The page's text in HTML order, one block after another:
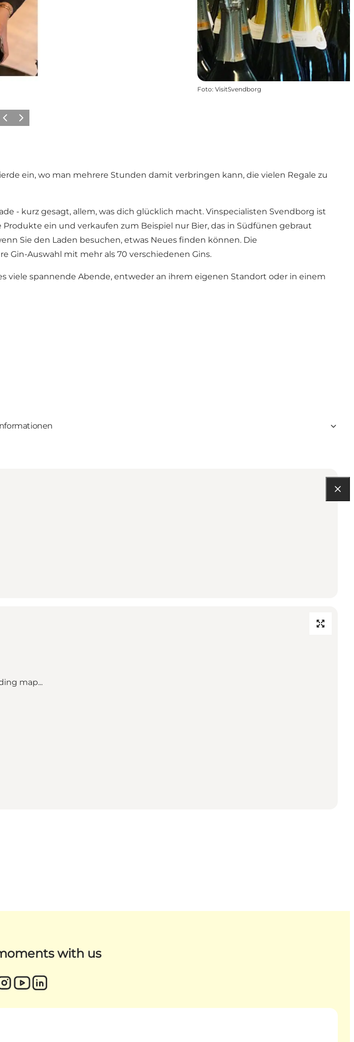
Foto: VisitSvendborg
ZurückWeiter
ein, wo man mehrere Stunden damit verbringen kann, die vielen Regale zu
- kurz gesagt, allem, was dich glücklich macht. Vinspecialisten Svendborg ist
ein und verkaufen zum Beispiel nur Bier, das in Südfünen gebraut
Sie den Laden besuchen, etwas Neues finden können. Die
Gin-Auswahl mit mehr als 70 verschiedenen Gins.
viele spannende Abende, entweder an ihrem eigenen Standort oder in einem
map...
with us